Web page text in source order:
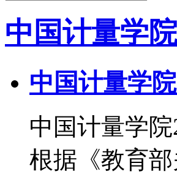
中国计量学院
中国计量学
中国计量学
根据《教育